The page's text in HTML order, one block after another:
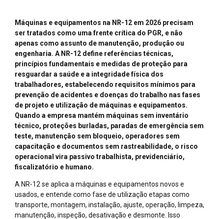
Máquinas e equipamentos na NR-12 em 2026 precisam
ser tratados como uma frente crítica do PGR, e não
apenas como assunto de manutenção, produção ou
engenharia. A NR-12 define referências técnicas,
princípios fundamentais e medidas de proteção para
resguardar a saúde e a integridade física dos
trabalhadores, estabelecendo requisitos mínimos para
prevenção de acidentes e doenças do trabalho nas fases
de projeto e utilização de máquinas e equipamentos.
Quando a empresa mantém máquinas sem inventário
técnico, proteções burladas, paradas de emergência sem
teste, manutenção sem bloqueio, operadores sem
capacitação e documentos sem rastreabilidade, o risco
operacional vira passivo trabalhista, previdenciário,
fiscalizatório e humano.
A NR-12 se aplica a máquinas e equipamentos novos e
usados, e entende como fase de utilização etapas como
transporte, montagem, instalação, ajuste, operação, limpeza,
manutenção, inspeção, desativação e desmonte. Isso